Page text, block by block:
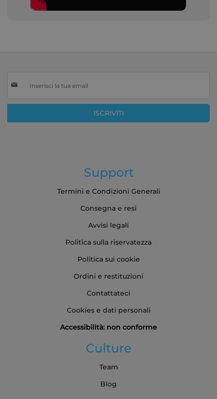
alla
Newsletter:
ISCRIVITI
Support
Termini e Condizioni Generali
Consegna e resi
Avvisi legali
Politica sulla riservatezza
Politica sui cookie
Ordini e restituzioni
Contattateci
Cookies e dati personali
Accessibilità: non conforme
Culture
Team
Blog